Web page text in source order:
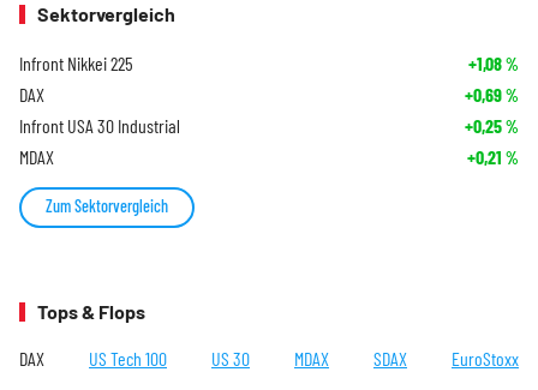
Sektorvergleich
Infront Nikkei 225 +1,08%
DAX +0,69%
Infront USA 30 Industrial +0,25%
MDAX +0,21 %
Zum Sektorvergleich
Tops & Flops
DAX US Tech 100 US 30 MDAX SDAX EuroStoxx